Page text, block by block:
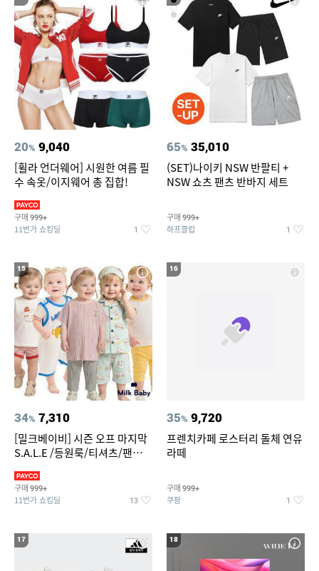
20% 9,040
[휠라 언더웨어] 시원한 여름 필
수 속옷/이지웨어 총 집합!
구매 999+
11번가 쇼킹딜 1
65% 35,010
(SET)나이키 NSW 반팔티 +
NSW 쇼츠 팬츠 반바지 세트
구매 999+
하프클럽 1
15
34% 7,310
[밀크베이비] 시즌 오프 마지막
S.A.L.E /등원룩/티셔츠/팬츠/
구매 999+
11번가 쇼킹딜 13
16
35% 9,720
프렌치카페 로스터리 돌체 연유
라떼
구매 999+
쿠팡 1
17 18